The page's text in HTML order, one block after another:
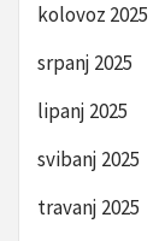
kolovoz 2025
srpanj 2025
lipanj 2025
svibanj 2025
travanj 2025